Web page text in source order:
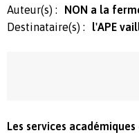
Auteur(s) :
NON a la
Destinataire(s) :
l'APE
Les services